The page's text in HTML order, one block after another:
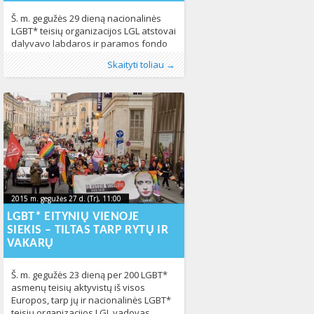
Š. m. gegužės 29 dieną nacionalinės
LGBT* teisių organizacijos LGL atstovai
dalyvavo labdaros ir paramos fondo
„Frida“ rengtoje tarpdisciplininėje
konferencijoje – diskusijoje „Smurtas
aplink mus: priežastys, pasekmės ir
sprendimo būdai“, kuri vyko Kauno
miesto savivaldybės Didžiojoje salėje.
Konferencija siekta atkreipti dėmesį į
smurto problemą mūsų visuomenėje ir
dalintis įžvalgomis smurto įveikimo
tema. Konferencijos metu LSMU
Skaityti toliau →
Publikavo:Aliona, LGL
Kategorijos:Fotogalerija,LGBT pasaulyje,
LGL,Lietuvoje,Naujienos,Žmogaus teisės609
Žymos:diskriminacija,homoseksualūs
asmenys,konferencija,lyčių lygybė,patyčios,
2015 m. gegužės 27 d. (Tr), 11:00
2015-11-19T16:28:12+00:00
2015 m. gegužės 27 d. (Tr), 11:00
2015-11-
19T16:28:12+00:00
LGBT* EITYNIŲ VIENOJE
SIEKIS – TILTAS TARP RYTŲ IR
VAKARŲ
Š. m. gegužės 23 dieną per 200 LGBT*
asmenų teisių aktyvistų iš visos
Europos, tarp jų ir nacionalinės LGBT*